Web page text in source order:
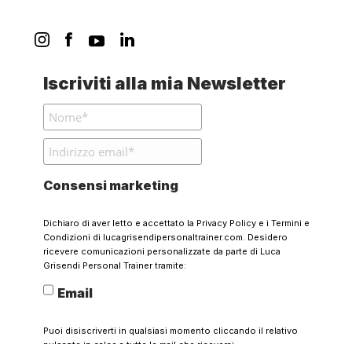
Iscriviti alla mia Newsletter
Consensi marketing
Dichiaro di aver letto e accettato la Privacy Policye i Termini e
Condizioni di lucagrisendipersonaltrainer.com. Desidero
ricevere comunicazioni personalizzate da parte di Luca
Grisendi Personal Trainer tramite:
Email
Puoi disiscriverti in qualsiasi momento cliccando il relativo